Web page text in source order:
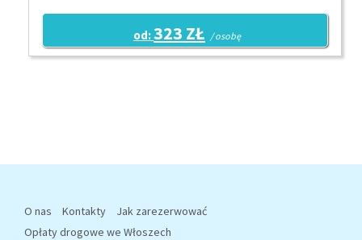
od:323 ZŁ / osobę
O nas Kontakty
Jak zarezerwować
Opłaty drogowe we Włoszech